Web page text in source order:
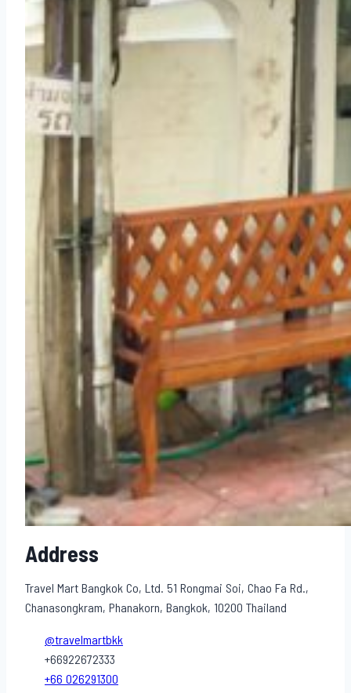
Address
Travel Mart Bangkok Co, Ltd. 51 Rongmai Soi, Chao Fa Rd.,
Chanasongkram, Phanakorn, Bangkok, 10200 Thailand
@travelmartbkk
+66922672333
+66 026291300